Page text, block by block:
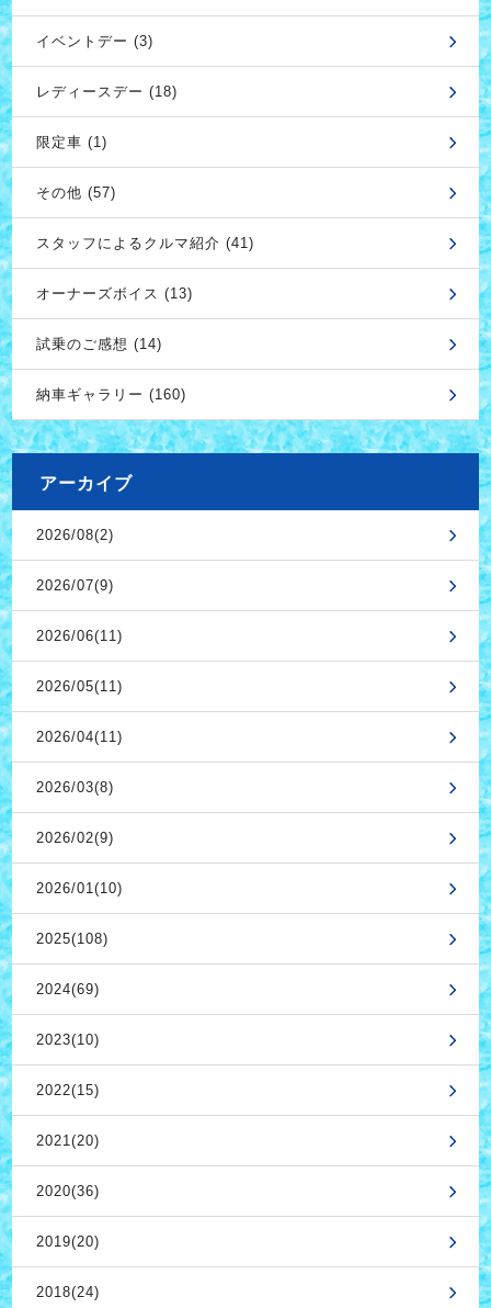
イベントデー (3)
レディースデー (18)
限定車 (1)
その他 (57)
スタッフによるクルマ紹介 (41)
オーナーズボイス (13)
試乗のご感想 (14)
納車ギャラリー (160)
アーカイブ
2026/08(2)
2026/07(9)
2026/06(11)
2026/05(11)
2026/04(11)
2026/03(8)
2026/02(9)
2026/01(10)
2025(108)
2024(69)
2023(10)
2022(15)
2021(20)
2020(36)
2019(20)
2018(24)